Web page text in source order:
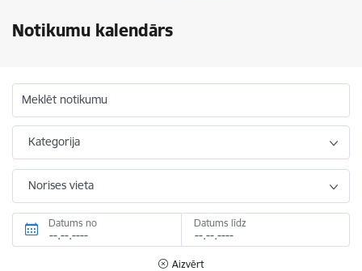
Notikumu kalendārs
Meklēt notikumu
Kategorija
Norises vieta
Datums no Datums līdz
Aizvērt